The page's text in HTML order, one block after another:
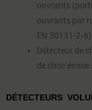
ouvrants
ouvrants par
EN 50131-2‑6)
Détecteur de
de choc émise
DÉTECTEURS